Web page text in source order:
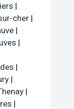
|
cher |
|
|
|
|
|
|